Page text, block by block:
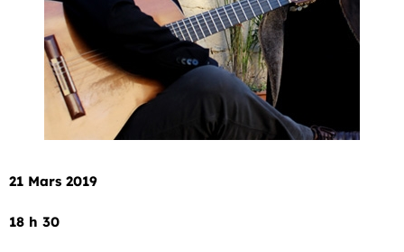
21 Mars 2019
18 h 30